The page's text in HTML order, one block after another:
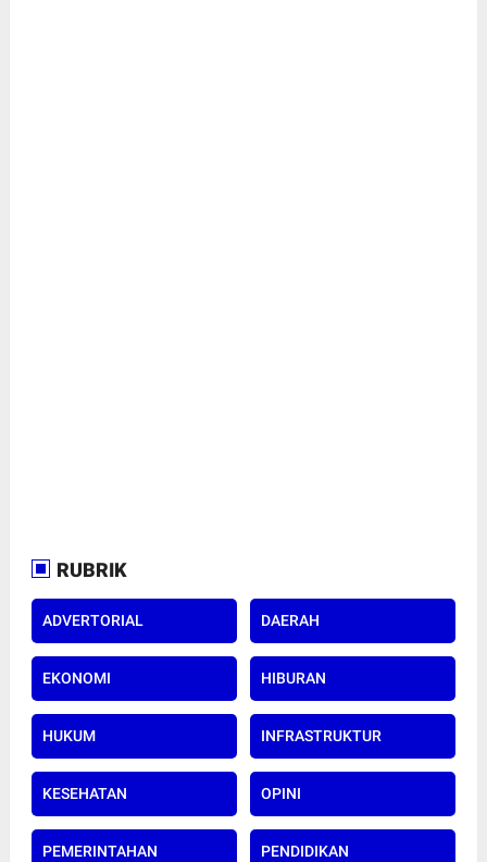
RUBRIK
ADVERTORIAL DAERAH
EKONOMI HIBURAN
HUKUM INFRASTRUKTUR
KESEHATAN OPINI
PEMERINTAHAN PENDIDIKAN